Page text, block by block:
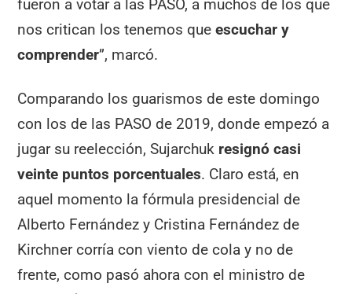
fueron a votar a las PASO, a muchos de los que
nos critican los tenemos queescuchar y
comprender”, marcó.
Comparando los guarismos de este domingo
con los de las PASO de 2019, donde empezó a
jugar su reelección, Sujarchuk resignó casi
veinte puntos porcentuales. Claro está, en
aquel momento la fórmula presidencial de
Alberto Fernández y Cristina Fernández de
Kirchner corría con viento de cola y no de
frente, como pasó ahora con el ministro de